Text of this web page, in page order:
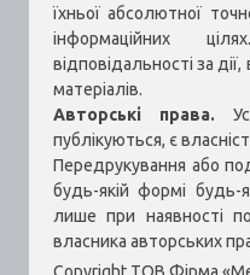
їхньої абсолютної
інформаційних
відповідальності за
матеріалів.
Авторські права.
публікуються, є
Передрукування або
будь-якій формі будь-
лише при наявності
власника авторських